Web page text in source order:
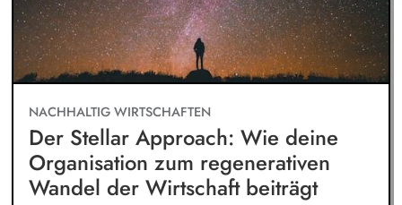
NACHHALTIG WIRTSCHAFTEN
Der Stellar Approach: Wie deine
Organisation zum regenerativen
Wandel der Wirtschaft beiträgt